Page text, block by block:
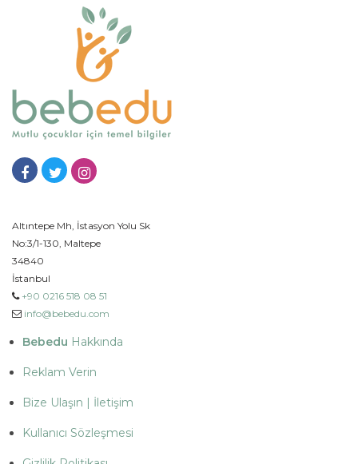
Altıntepe Mh, İstasyon Yolu Sk
No:3/1-130, Maltepe
34840
İstanbul
+90 0216 518 08 51
info@bebedu.com
Bebedu Hakkında
Reklam Verin
Bize Ulaşın | İletişim
Kullanıcı Sözleşmesi